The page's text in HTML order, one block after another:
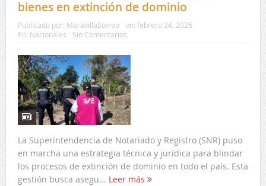
bienes en extinción de dominio
Publicado por: MaravillaStereo on: febrero 24, 2026
En: Nacionales Sin Comentarios
La Superintendencia de Notariado y Registro (SNR) puso
en marcha una estrategia técnica y jurídica para blindar
los procesos de extinción de dominio en todo el país. Esta
gestión busca asegu... Leer más